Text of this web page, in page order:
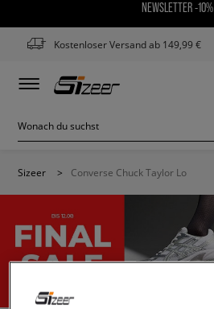
NEWSLETTER -10%
Kostenloser Versand ab 149,99 €
Sizeer > Converse Chuck Taylor Lo